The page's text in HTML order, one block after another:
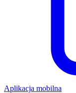
Aplikacja mobilna